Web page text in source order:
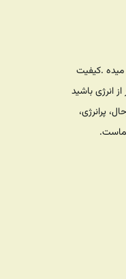
.کیفیت
انرژی باشید
پرانرژی،